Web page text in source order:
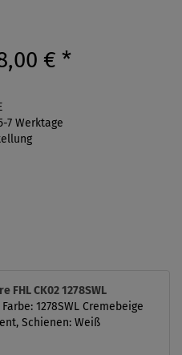
€ *
7 Werktage
FHL CK02 1278SWL
1278SWL Cremebeige
Schienen: Weiß